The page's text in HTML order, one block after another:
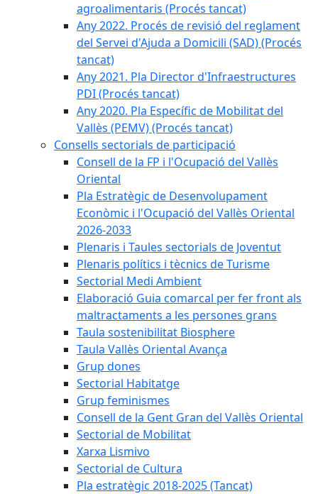
agroalimentaris (Procés tancat)
Any 2022. Procés de revisió del reglament
del Servei d'Ajuda a Domicili (SAD) (Procés
tancat)
Any 2021. Pla Director d'Infraestructures
PDI (Procés tancat)
Any 2020. Pla Específic de Mobilitat del
Vallès (PEMV) (Procés tancat)
Consells sectorials de participació
Consell de la FP i l'Ocupació del Vallès
Oriental
Pla Estratègic de Desenvolupament
Econòmic i l'Ocupació del Vallès Oriental
2026-2033
Plenaris i Taules sectorials de Joventut
Plenaris polítics i tècnics de Turisme
Sectorial Medi Ambient
Elaboració Guia comarcal per fer front als
maltractaments a les persones grans
Taula sostenibilitat Biosphere
Taula Vallès Oriental Avança
Grup dones
Sectorial Habitatge
Grup feminismes
Consell de la Gent Gran del Vallès Oriental
Sectorial de Mobilitat
Xarxa Lismivo
Sectorial de Cultura
Pla estratègic 2018-2025 (Tancat)